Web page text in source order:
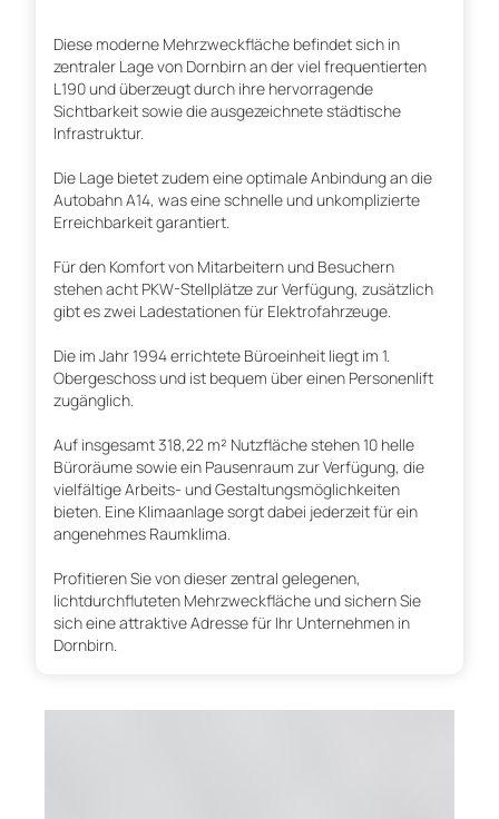
Diese moderne Mehrzweckfläche befindet sich in
zentraler Lage von Dornbirn an der viel frequentierten
L190 und überzeugt durch ihre hervorragende
Sichtbarkeit sowie die ausgezeichnete städtische
Infrastruktur.
Die Lage bietet zudem eine optimale Anbindung an die
Autobahn A14, was eine schnelle und unkomplizierte
Erreichbarkeit garantiert.
Für den Komfort von Mitarbeitern und Besuchern
stehen acht PKW-Stellplätze zur Verfügung, zusätzlich
gibt es zwei Ladestationen für Elektrofahrzeuge.
Die im Jahr 1994 errichtete Büroeinheit liegt im 1.
Obergeschoss und ist bequem über einen Personenlift
zugänglich.
Auf insgesamt 318,22 m² Nutzfläche stehen 10 helle
Büroräume sowie ein Pausenraum zur Verfügung, die
vielfältige Arbeits- und Gestaltungsmöglichkeiten
bieten. Eine Klimaanlage sorgt dabei jederzeit für ein
angenehmes Raumklima.
Profitieren Sie von dieser zentral gelegenen,
lichtdurchfluteten Mehrzweckfläche und sichern Sie
sich eine attraktive Adresse für Ihr Unternehmen in
Dornbirn.